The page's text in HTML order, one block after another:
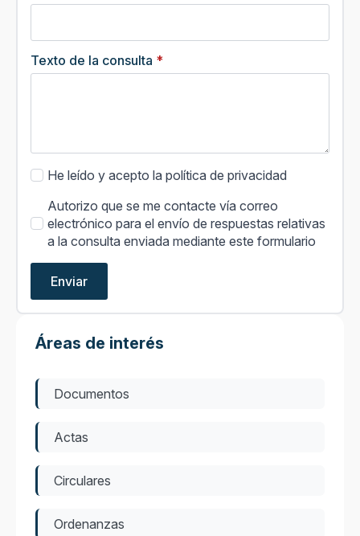
Texto de la consulta *
Condiciones
[política
privacidad]
He leído y acepto la política de privacidad
Condiciones
legales
[comunicaciones]
Autorizo que se me contacte vía correo
electrónico para el envío de respuestas relativas
a la consulta enviada mediante este formulario
Enviar
Áreas de interés
Documentos
Actas
Circulares
Ordenanzas